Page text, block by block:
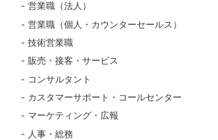
営業職（法人）
営業職（個人・カウンターセールス）
技術営業職
販売・接客・サービス
コンサルタント
カスタマーサポート・コールセンター
マーケティング・広報
人事・総務